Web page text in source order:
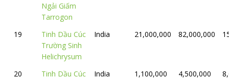
Ngải Giấm
Tarrogon
19
Tinh Dầu Cúc
Trường Sinh
Helichrysum
India 21,000,000 82,000,000
20
Tinh Dầu Cúc
India 1,100,000 4,500,000